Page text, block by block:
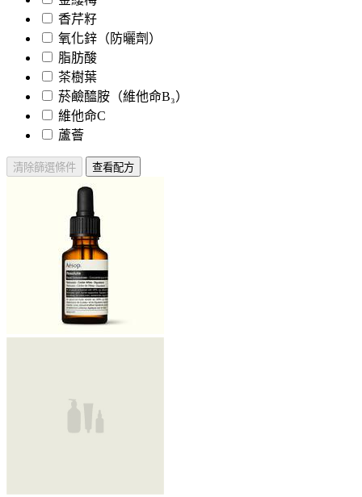
香芹籽
氧化鋅（防曬劑）
脂肪酸
茶樹葉
菸鹼醯胺（維他命B₃）
維他命C
蘆薈
清除篩選條件 查看配方